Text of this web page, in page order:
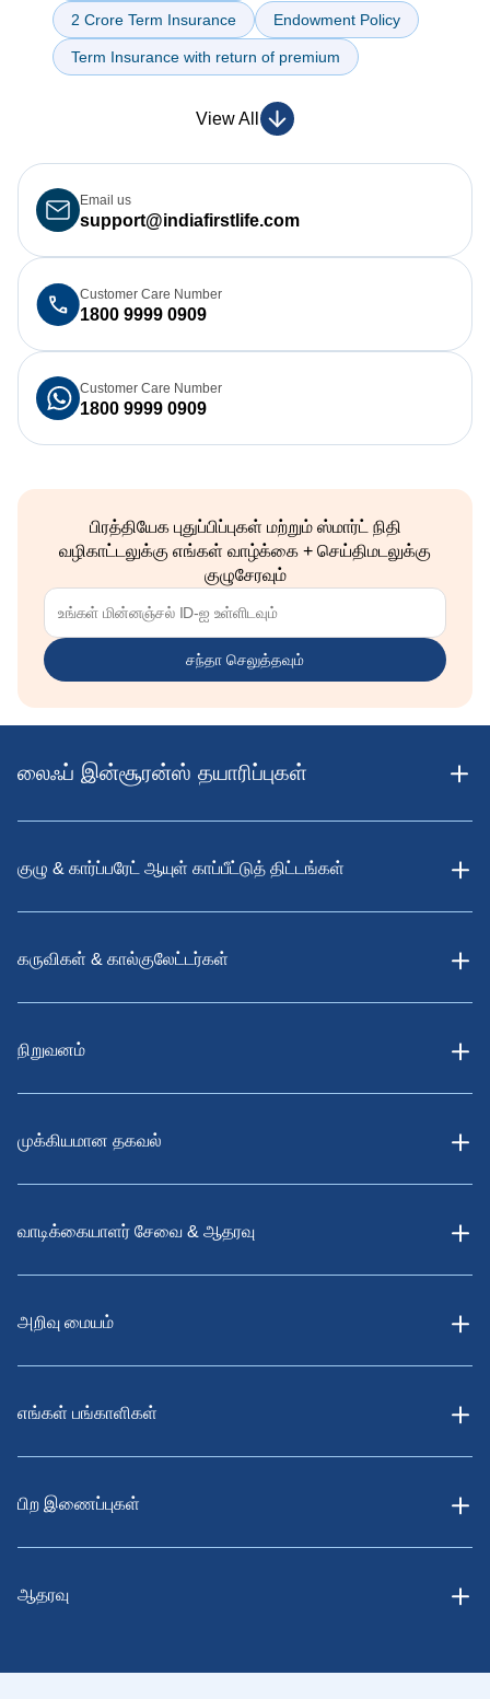
Form
Click here
Bank of Baroda
Form
Click here
Address
Relationship with the policy holder
2 Crore Term Insurance Endowment Policy
Term Insurance with return of premium
View All
support@indiafirstlife.com
Email us
1800 9999 0909
Customer Care Number
1800 9999 0909
Customer Care Number
பிரத்தியேக புதுப்பிப்புகள் மற்றும் ஸ்மார்ட் நிதி
வழிகாட்டலுக்கு எங்கள் வாழ்க்கை + செய்திமடலுக்கு
குழுசேரவும்
சந்தா செலுத்தவும்
லைஃப் இன்சூரன்ஸ் தயாரிப்புகள்
குழு & கார்ப்பரேட் ஆயுள் காப்பீட்டுத் திட்டங்கள்
கருவிகள் & கால்குலேட்டர்கள்
நிறுவனம்
முக்கியமான தகவல்
வாடிக்கையாளர் சேவை & ஆதரவு
அறிவு மையம்
எங்கள் பங்காளிகள்
பிற இணைப்புகள்
ஆதரவு